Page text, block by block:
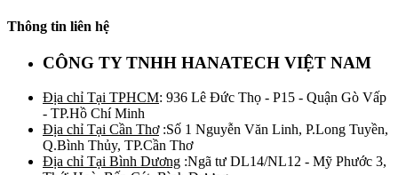
Thông tin liên hệ
CÔNG TY TNHH HANATECH VIỆT NAM
Địa chỉ Tại TPHCM: 936 Lê Đức Thọ - P15 - Quận Gò Vấp
- TP.Hồ Chí Minh
Địa chỉ Tại Cần Thơ:Số 1 Nguyễn Văn Linh, P.Long Tuyền,
Q.Bình Thủy, TP.Cần Thơ
Địa chỉ Tại Bình Dương :Ngã tư DL14/NL12 - Mỹ Phước 3,